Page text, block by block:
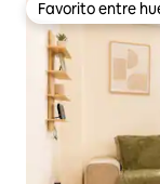
Favorito entre
Favorito entre